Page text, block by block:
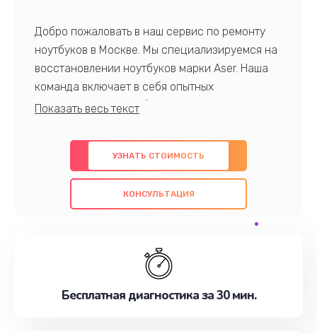
Добро пожаловать в наш сервис по ремонту
ноутбуков в Москве. Мы специализируемся на
восстановлении ноутбуков марки Aser. Наша
команда включает в себя опытных
профессионалов с обширными знаниями и
предлагаем быстрый и качественный ремонт с
использованием оригинальных компонентов, а
также гарантируем качество всех
проведенных работ. Наша цель - предоставить
наилучшим образом. Не медлите записаться на
УЗНАТЬ СТОИМОСТЬ
КОНСУЛЬТАЦИЯ
Бесплатная диагностика за 30 мин.